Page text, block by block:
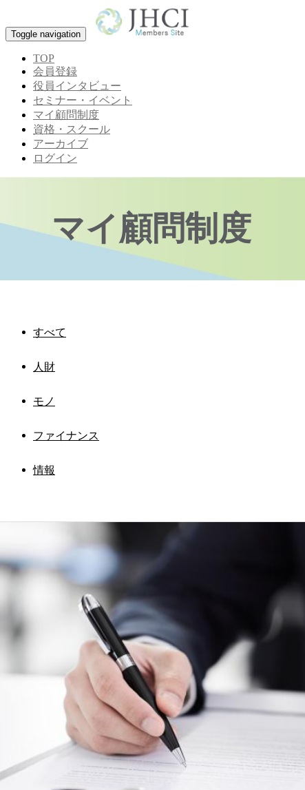
Toggle navigation
TOP
会員登録
役員インタビュー
セミナー・イベント
マイ顧問制度
資格・スクール
アーカイブ
ログイン
マイ顧問制度
すべて
人財
モノ
ファイナンス
情報